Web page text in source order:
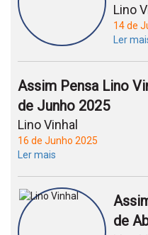
Lino
14 de
Ler
Assim Pensa Lino
de Junho 2025
Lino Vinhal
16 de Junho 2025
Ler mais
de